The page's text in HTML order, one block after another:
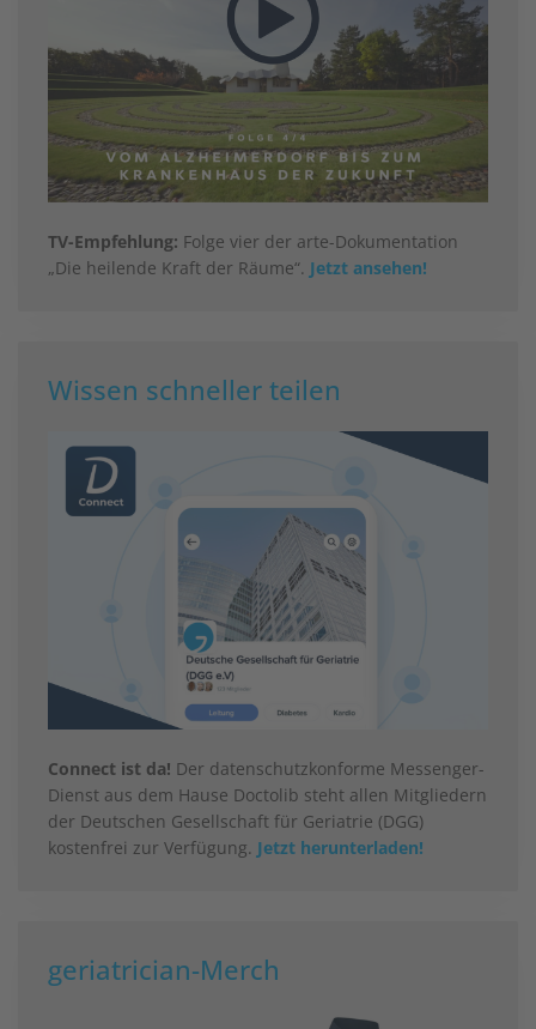
TV-Empfehlung: Folge vier der arte-Dokumentation
„Die heilende Kraft der Räume“. Jetzt ansehen!
Wissen schneller teilen
Connect ist da! Der datenschutzkonforme Messenger-
Dienst aus dem Hause Doctolib steht allen Mitgliedern
der Deutschen Gesellschaft für Geriatrie (DGG)
kostenfrei zur Verfügung. Jetzt herunterladen!
geriatrician-Merch